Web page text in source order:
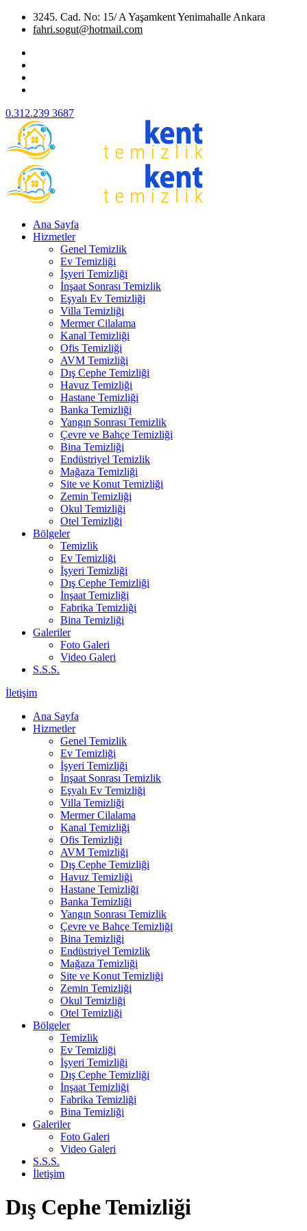
3245. Cad. No: 15/ A Yaşamkent Yenimahalle Ankara
fahri.sogut@hotmail.com
0.312.239 3687
Ana Sayfa
Hizmetler
Genel Temizlik
Ev Temizliği
İşyeri Temizliği
İnşaat Sonrası Temizlik
Eşyalı Ev Temizliği
Villa Temizliği
Mermer Cilalama
Kanal Temizliği
Ofis Temizliği
AVM Temizliği
Dış Cephe Temizliği
Havuz Temizliği
Hastane Temizliği
Banka Temizliği
Yangın Sonrası Temizlik
Çevre ve Bahçe Temizliği
Bina Temizliği
Endüstriyel Temizlik
Mağaza Temizliği
Site ve Konut Temizliği
Zemin Temizliği
Okul Temizliği
Otel Temizliği
Bölgeler
Temizlik
Ev Temizliği
İşyeri Temizliği
Dış Cephe Temizliği
İnşaat Temizliği
Fabrika Temizliği
Bina Temizliği
Galeriler
Foto Galeri
Video Galeri
S.S.S.
İletişim
Ana Sayfa
Hizmetler
Genel Temizlik
Ev Temizliği
İşyeri Temizliği
İnşaat Sonrası Temizlik
Eşyalı Ev Temizliği
Villa Temizliği
Mermer Cilalama
Kanal Temizliği
Ofis Temizliği
AVM Temizliği
Dış Cephe Temizliği
Havuz Temizliği
Hastane Temizliği
Banka Temizliği
Yangın Sonrası Temizlik
Çevre ve Bahçe Temizliği
Bina Temizliği
Endüstriyel Temizlik
Mağaza Temizliği
Site ve Konut Temizliği
Zemin Temizliği
Okul Temizliği
Otel Temizliği
Bölgeler
Temizlik
Ev Temizliği
İşyeri Temizliği
Dış Cephe Temizliği
İnşaat Temizliği
Fabrika Temizliği
Bina Temizliği
Galeriler
Foto Galeri
Video Galeri
S.S.S.
İletişim
Dış Cephe Temizliği